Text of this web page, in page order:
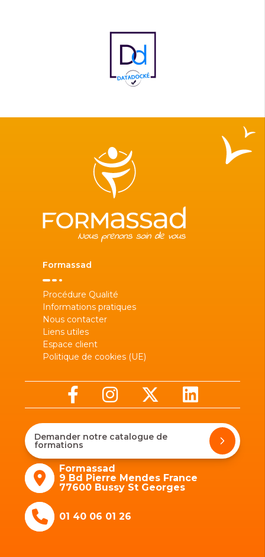
Formassad
Procédure Qualité
Informations pratiques
Nous contacter
Liens utiles
Espace client
Politique de cookies (UE)
Demander notre catalogue de
formations
Formassad
9 Bd Pierre Mendes France
77600 Bussy St Georges
01 40 06 01 26